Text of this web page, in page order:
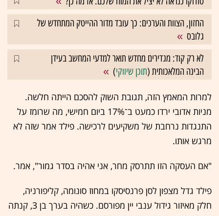
החזון, הצוות והערכים: כך עובד מדור ההייטק המתחדש של
גלובס
לא רק קוד: מגדירים מחדש תואר למדעי המחשב בעידן
הבינה המלאכותית (תוכן שיווקי)
למרות המאמץ הזה, תגובת השוק להסכם הייתה חלשה.
מניות אדובי ירדו כמעט ב־17% ביום חמישי, מה שרומז על
התנגדות נרחבת של משקיעים לרכישה. פילד אמר שזה לא
מרגש אותו.
"אם העסקה הזו תתרסק מחר, אני אהיה בסדר גמור", אמר.
פילד גדל מצפון לסן פרנסיסקו במחוז סונומה, קליפורניה,
חלק מאיזור גידול ענבי יין מפורסם. כשהיה בערך בן 3, קנתה